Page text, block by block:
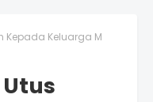
Kepada Keluarga M